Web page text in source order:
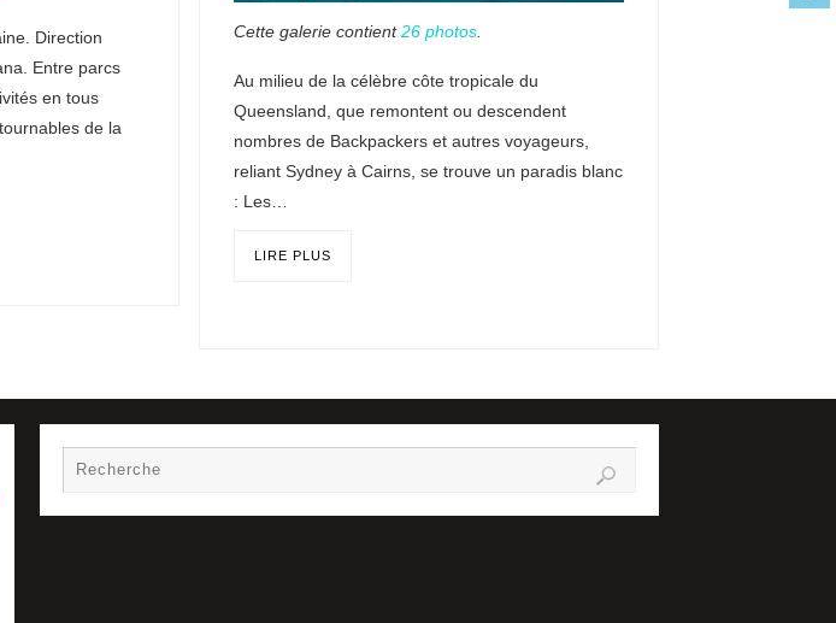
Direction
Entre parcs
en tous
de la
Cette galerie contient26 photos.
Au milieu de la célèbre côte tropicale du
Queensland, que remontent ou descendent
nombres de Backpackers et autres voyageurs,
reliant Sydney à Cairns, se trouve un paradis blanc
: Les…
LIRE PLUS